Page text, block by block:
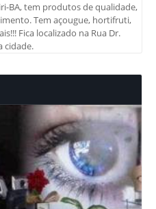
BA, tem produtos de qualidade,
Tem açougue, hortifruti,
Fica localizado na Rua Dr.
cidade.